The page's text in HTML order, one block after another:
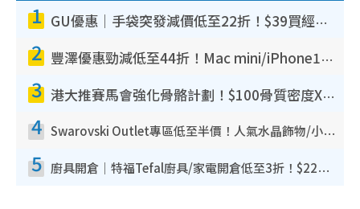
1 GU優惠｜手袋突發減價低至22折！$39買經典波士頓包/餃子袋！飾物同步減價$29起！
2 豐澤優惠勁減低至44折！Mac mini/iPhone17Pro大減價！廚房家電$220起
3 港大推賽馬會強化骨骼計劃！$100骨質密度X光檢查 完成免費運動訓練送超市禮券！附參加資格
4 Swarovski Outlet專區低至半價！人氣水晶飾物/小擺設$138起！迪士尼款/水晶高跟鞋都有平
5 廚具開倉｜特福Tefal廚具/家電開倉低至3折！$220起買平底鍋/炒鑊/湯煲！電飯煲/吸塵機/燙斗$418起